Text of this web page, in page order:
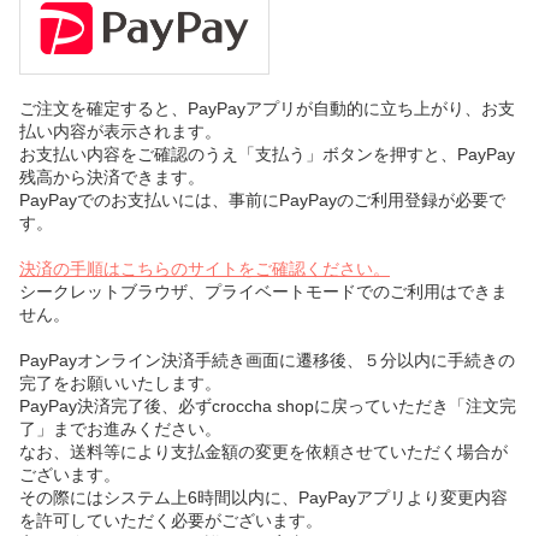
ご注文を確定すると、PayPayアプリが自動的に立ち上がり、お支
払い内容が表示されます。
お支払い内容をご確認のうえ「支払う」ボタンを押すと、PayPay
残高から決済できます。
PayPayでのお支払いには、事前にPayPayのご利用登録が必要で
す。
決済の手順はこちらのサイトをご確認ください。
シークレットブラウザ、プライベートモードでのご利用はできま
せん。
PayPayオンライン決済手続き画面に遷移後、５分以内に手続きの
完了をお願いいたします。
PayPay決済完了後、必ずcroccha shopに戻っていただき「注文完
了」までお進みください。
なお、送料等により支払金額の変更を依頼させていただく場合が
ございます。
その際にはシステム上6時間以内に、PayPayアプリより変更内容
を許可していただく必要がございます。